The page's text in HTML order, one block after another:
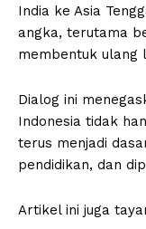
India ke Asia
angka, terutama
membentuk ulang
Dialog ini
Indonesia tidak
terus menjadi
pendidikan, dan
Artikel ini juga